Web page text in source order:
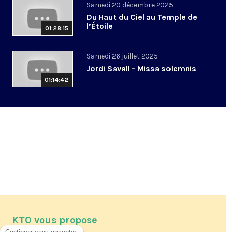
01:28:15
Samedi 20 décembre 2025
Du Haut du Ciel au Temple de
l’Étoile
01:14:42
Samedi 26 juillet 2025
Jordi Savall - Missa solemnis
KTO vous propose